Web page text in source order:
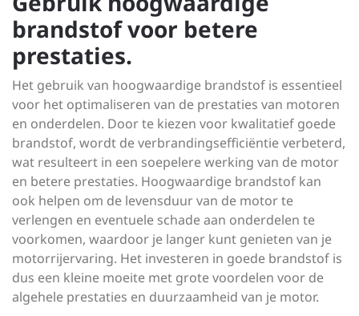
brandstof voor betere
prestaties.
Het gebruik van hoogwaardige brandstof is essentieel
voor het optimaliseren van de prestaties van motoren
en onderdelen. Door te kiezen voor kwalitatief goede
brandstof, wordt de verbrandingsefficiëntie verbeterd,
wat resulteert in een soepelere werking van de motor
en betere prestaties. Hoogwaardige brandstof kan
ook helpen om de levensduur van de motor te
verlengen en eventuele schade aan onderdelen te
voorkomen, waardoor je langer kunt genieten van je
motorrijervaring. Het investeren in goede brandstof is
dus een kleine moeite met grote voordelen voor de
algehele prestaties en duurzaamheid van je motor.